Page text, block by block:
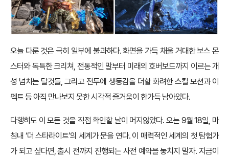
오늘 다룬 것은 극히 일부에 불과하다. 화면을 가득 채울 거대한 보스 몬
스터와 독특한 크리쳐, 전통적인 말부터 미래의 호버보드까지 이르는 개
성 넘치는 탈것들, 그리고 전투에 생동감을 더할 화려한 스킬 모션과 이
펙트 등 아직 만나보지 못한 시각적 즐거움이 한가득 남아있다.
다행히도 이 모든 것을 직접 확인할 날이 머지않았다. 오는 9월 18일, 마
침내 ‘더 스타라이트’의 세계가 문을 연다. 이 매력적인 세계의 첫 탐험가
가 되고 싶다면, 출시 전까지 진행되는 사전 예약을 놓치지 말자. 지금이